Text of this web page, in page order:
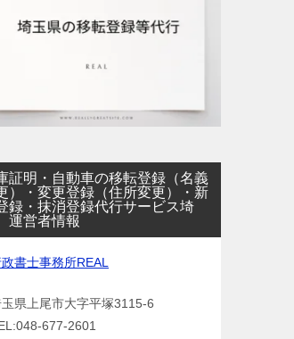
証明・自動車の移転登録（名義
）・変更登録（住所変更）・新
録・抹消登録代行サービス埼
営者情報
書士事務所REAL
県上尾市大字平塚3115-6
677-2601